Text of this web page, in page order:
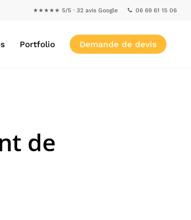
★★★★★ 5/5 · 32 avis Google 06 69 61 15 06
Portfolio Demande de devis
de